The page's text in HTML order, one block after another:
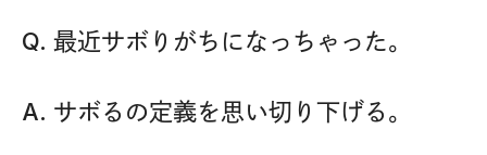
Q. 最近サボりがちになっちゃった。
A. サボるの定義を思い切り下げる。